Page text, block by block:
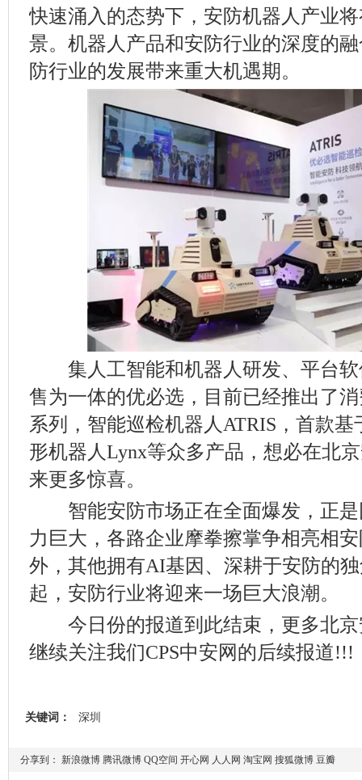
快速涌入的态势下，安防机器人产业
景。机器人产品和安防行业的深度的
防行业的发展带来重大机遇期。
集人工智能和机器人研发、平台软
售为一体的优必选，目前已经推出了
系列，智能巡检机器人ATRIS，首款
形机器人Lynx等众多产品，想必在北
来更多惊喜。
智能安防市场正在全面爆发，正是
力巨大，各路企业摩拳擦掌争相亮相
外，其他拥有AI基因、深耕于安防的
起，安防行业将迎来一场巨大浪潮。
今日份的报道到此结束，更多北京
继续关注我们CPS中安网的后续报道!!!
关键词： 深圳
分享到： 新浪微博 腾讯微博 QQ空间 开心网 人人网 淘宝网 搜狐微博 豆瓣